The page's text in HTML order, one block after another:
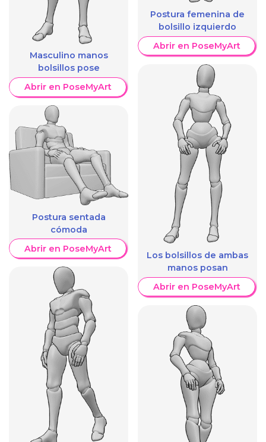
Masculino manos
bolsillos pose
Abrir en PoseMyArt
Postura sentada
cómoda
Abrir en PoseMyArt
Postura femenina de
bolsillo izquierdo
Abrir en PoseMyArt
Los bolsillos de ambas
manos posan
Abrir en PoseMyArt